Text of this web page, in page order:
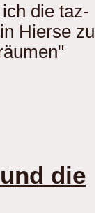
die taz-
Hierse zu
die